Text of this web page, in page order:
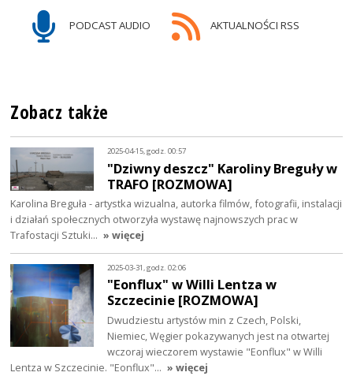
PODCAST AUDIO AKTUALNOŚCI RSS
Zobacz także
2025-04-15, godz. 00:57
"Dziwny deszcz" Karoliny Breguły w
TRAFO [ROZMOWA]
Karolina Breguła - artystka wizualna, autorka filmów, fotografii, instalacji
i działań społecznych otworzyła wystawę najnowszych prac w
Trafostacji Sztuki… » więcej
2025-03-31, godz. 02:06
"Eonflux" w Willi Lentza w
Szczecinie [ROZMOWA]
Dwudziestu artystów min z Czech, Polski,
Niemiec, Węgier pokazywanych jest na otwartej
wczoraj wieczorem wystawie "Eonflux" w Willi
Lentza w Szczecinie. "Eonflux"… » więcej